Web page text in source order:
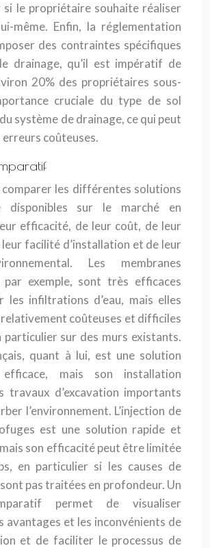
si le propriétaire souhaite réaliser
même. Enfin, la réglementation
des contraintes spécifiques
drainage, qu’il est impératif de
20% des propriétaires sous-
cruciale du type de sol
système de drainage, ce qui peut
coûteuses.
les différentes solutions
disponibles sur le marché en
efficacité, de leur coût, de leur
facilité d’installation et de leur
Les membranes
par exemple, sont très efficaces
les infiltrations d’eau, mais elles
coûteuses et difficiles
particulier sur des murs existants.
quant à lui, est une solution
mais son installation
travaux d’excavation importants
l’environnement. L’injection de
est une solution rapide et
son efficacité peut être limitée
en particulier si les causes de
pas traitées en profondeur. Un
permet de visualiser
avantages et les inconvénients de
et de faciliter le processus de